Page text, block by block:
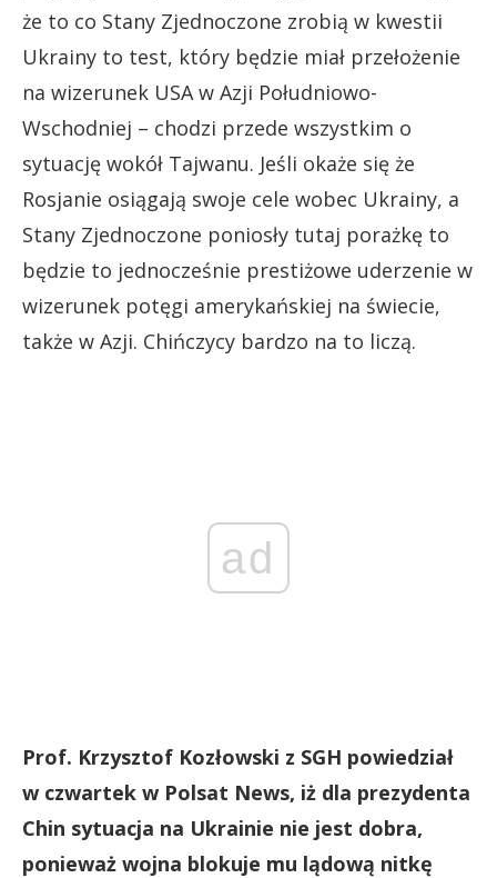
że to co Stany Zjednoczone zrobią w kwestii
Ukrainy to test, który będzie miał przełożenie
na wizerunek USA w Azji Południowo-
Wschodniej – chodzi przede wszystkim o
sytuację wokół Tajwanu. Jeśli okaże się że
Rosjanie osiągają swoje cele wobec Ukrainy, a
Stany Zjednoczone poniosły tutaj porażkę to
będzie to jednocześnie prestiżowe uderzenie w
wizerunek potęgi amerykańskiej na świecie,
także w Azji. Chińczycy bardzo na to liczą.
ad
Prof. Krzysztof Kozłowski z SGH powiedział
w czwartek w Polsat News, iż dla prezydenta
Chin sytuacja na Ukrainie nie jest dobra,
ponieważ wojna blokuje mu lądową nitkę